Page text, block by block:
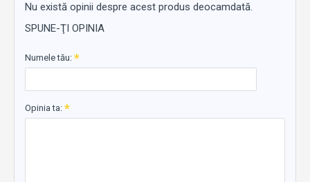
Nu există opinii despre acest produs deocamdată.
SPUNE-ŢI OPINIA
Numele tău:
Opinia ta: